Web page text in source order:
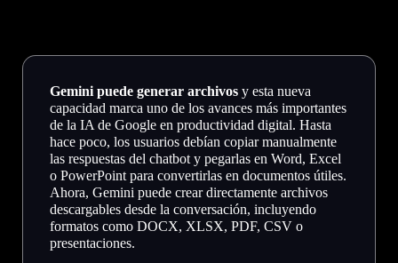
Gemini puede generar archivos y esta nueva
capacidad marca uno de los avances más importantes
de la IA de Google en productividad digital. Hasta
hace poco, los usuarios debían copiar manualmente
las respuestas del chatbot y pegarlas en Word, Excel
o PowerPoint para convertirlas en documentos útiles.
Ahora, Gemini puede crear directamente archivos
descargables desde la conversación, incluyendo
formatos como DOCX, XLSX, PDF, CSV o
presentaciones.